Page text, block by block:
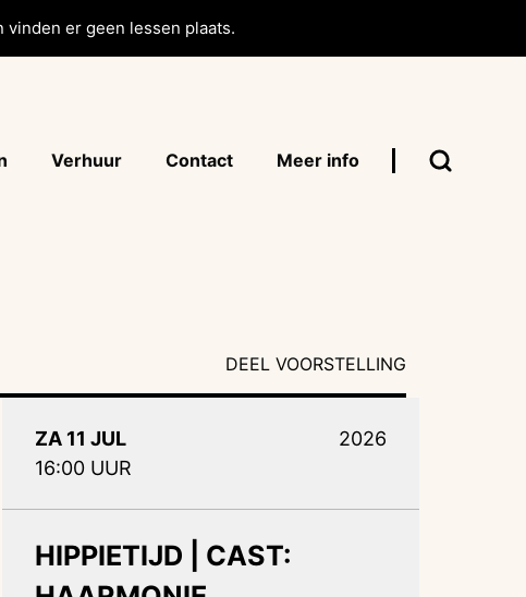
vinden er geen lessen plaats.
Verhuur Contact Meer info
DEEL VOORSTELLING
ZA 11 JUL
16:00 UUR
2026
HIPPIETIJD | CAST: